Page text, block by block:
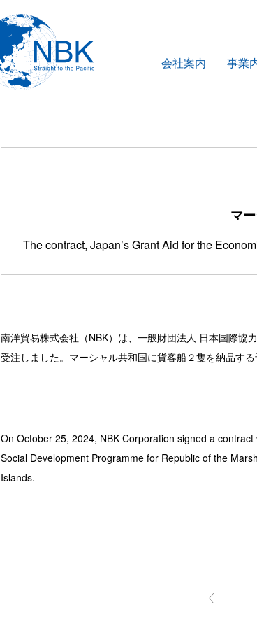
会社案内 事業
マ
The contract, Japan’s Grant Aid for the
南洋貿易株式会社（NBK）は、一般財団法人 日本国際
受注しました。マーシャル共和国に貨客船２隻を納品する
On October 25, 2024, NBK Corporation signed a
Social Development Programme for Republic of the
Islands.